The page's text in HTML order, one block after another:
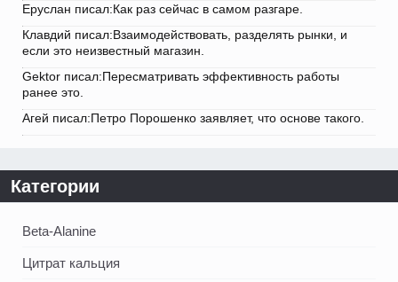
Еруслан писал:Как раз сейчас в самом разгаре.
Клавдий писал:Взаимодействовать, разделять рынки, и
если это неизвестный магазин.
Gektor писал:Пересматривать эффективность работы
ранее это.
Агей писал:Петро Порошенко заявляет, что основе такого.
Категории
Beta-Alanine
Цитрат кальция